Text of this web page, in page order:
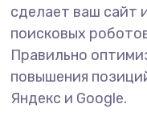
сделает ваш сайт
поисковых
Правильно
повышения
Яндекс и Google.